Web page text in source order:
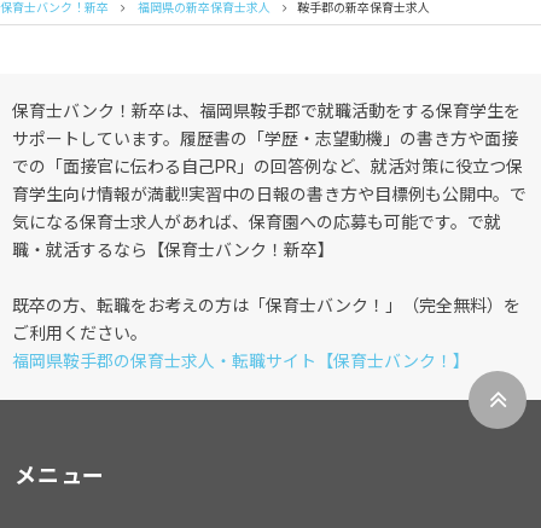
保育士バンク！新卒 福岡県の新卒保育士求人 鞍手郡の新卒保育士求人
保育士バンク！新卒は、福岡県鞍手郡で就職活動をする保育学生を
サポートしています。履歴書の「学歴・志望動機」の書き方や面接
での「面接官に伝わる自己PR」の回答例など、就活対策に役立つ保
育学生向け情報が満載!!実習中の日報の書き方や目標例も公開中。で
気になる保育士求人があれば、保育園への応募も可能です。で就
職・就活するなら【保育士バンク！新卒】
既卒の方、転職をお考えの方は「保育士バンク！」（完全無料）を
ご利用ください。
福岡県鞍手郡の保育士求人・転職サイト【保育士バンク！】
メニュー